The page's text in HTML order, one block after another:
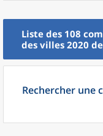
Liste des 108
des villes 2020 de
Rechercher une